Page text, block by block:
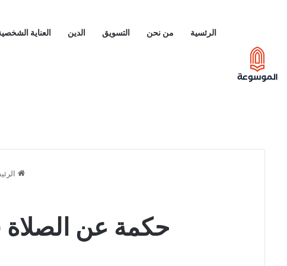
الرئسية من نحن التسويق الدين العناية
حكمة عن الصلاة